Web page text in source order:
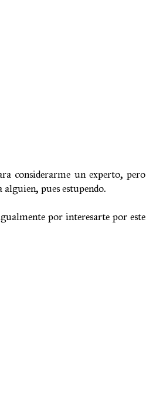
considerarme un experto, pero
pues estupendo.
por interesarte por este